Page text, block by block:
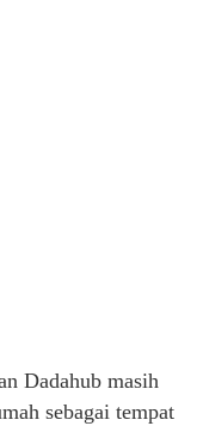
Dadahub masih
sebagai tempat